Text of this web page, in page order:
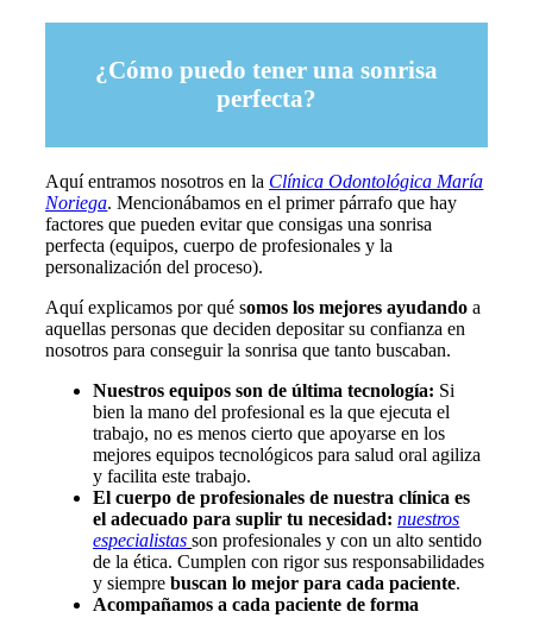
¿Cómo puedo tener una sonrisa
perfecta?
Aquí entramos nosotros en la Clínica Odontológica María
Noriega. Mencionábamos en el primer párrafo que hay
factores que pueden evitar que consigas una sonrisa
perfecta (equipos, cuerpo de profesionales y la
personalización del proceso).
Aquí explicamos por qué somos los mejores ayudando a
aquellas personas que deciden depositar su confianza en
nosotros para conseguir la sonrisa que tanto buscaban.
Nuestros equipos son de última tecnología: Si
bien la mano del profesional es la que ejecuta el
trabajo, no es menos cierto que apoyarse en los
mejores equipos tecnológicos para salud oral agiliza
y facilita este trabajo.
El cuerpo de profesionales de nuestra clínica es
el adecuado para suplir tu necesidad: nuestros
especialistas son profesionales y con un alto sentido
de la ética. Cumplen con rigor sus responsabilidades
y siemprebuscan lo mejor para cada paciente.
Acompañamos a cada paciente de forma